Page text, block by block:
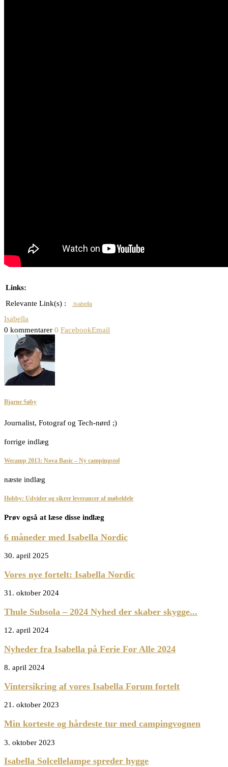
Links:
Relevante Link(s) :
Isabella
Isabella
0 kommentarer 0 FacebookEmail
Bjarne Søby
Journalist, Fotograf og Tech-nørd ;)
forrige indlæg
Wecamp 2013: Nova Basic – Ny campingstol
næste indlæg
Hobby: Udvider og sikrer leverancer af møbeldele
Prøv også at læse disse indlæg
6 måneder med Isabella Nordic
30. april 2025
Vores nye fortelt: Isabella Nordic
31. oktober 2024
Thule Subsola – 2024 Nyhed der skaber skygge...
12. april 2024
Nyheder fra Isabella på Ferie For Alle 2024
8. april 2024
Vintersikring af vores Isabella Forum fortelt
21. oktober 2023
Min korteste og hårdeste tur med campingvognen
3. oktober 2023
Isabella Solcellelampe spreder hygge